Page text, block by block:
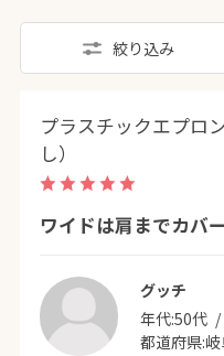
絞り込み
プラスチックエプロ
し）
ワイドは肩までカバー
グッチ
年代:50代
都道府県: